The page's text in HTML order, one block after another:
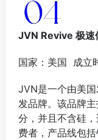
JVN Revive 极速
国家：美国 成立
‌JVN是一个由美
发品牌‌。该品牌
分，并且不含硅
费者，产品线包